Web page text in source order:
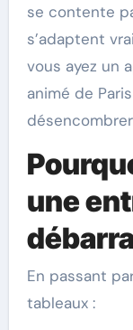
se contente
s’adaptent
vous ayez un
animé de
une
En passant
tableaux :